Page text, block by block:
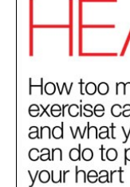
Technologies
Tests de produits
Tendances
Tous nos articles
À propos